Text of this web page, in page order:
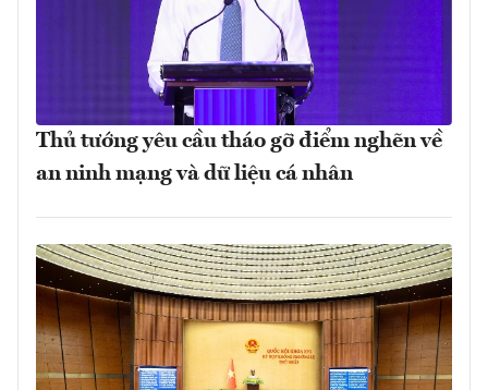
Thủ tướng yêu cầu tháo gỡ điểm nghẽn về
an ninh mạng và dữ liệu cá nhân